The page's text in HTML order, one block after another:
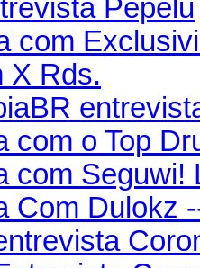
Pepelu
com
X Rds.
com o Top
com Seguwi!
Com Dulokz